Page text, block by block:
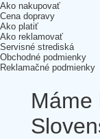
Ako nakupovať
Cena dopravy
Ako platiť
Ako reklamovať
Servisné strediská
Obchodné podmienky
Reklamačné podmienky
Máme